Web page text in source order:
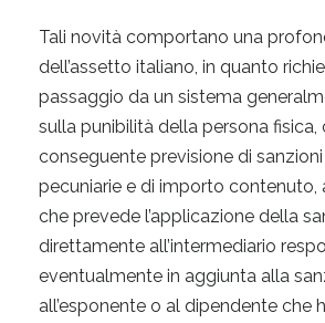
Tali novità comportano una
dell’assetto italiano, in quanto
passaggio da un sistema
sulla punibilità della persona fisica,
conseguente previsione di
pecuniarie e di importo contenuto,
che prevede l’applicazione della
direttamente all’intermediario
eventualmente in aggiunta alla
all’esponente o al dipendente che